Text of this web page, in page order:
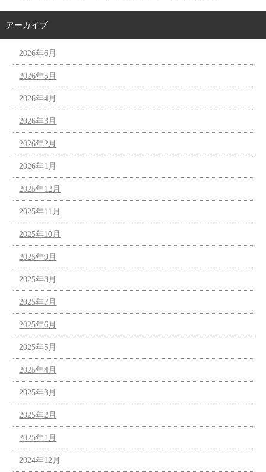
アーカイブ
2026年6月
2026年5月
2026年4月
2026年3月
2026年2月
2026年1月
2025年12月
2025年11月
2025年10月
2025年9月
2025年8月
2025年7月
2025年6月
2025年5月
2025年4月
2025年3月
2025年2月
2025年1月
2024年12月